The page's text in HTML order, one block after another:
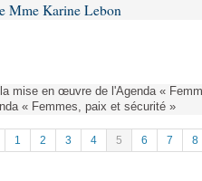
Mme Karine Lebon
mise en œuvre de l'Agenda «
« Femmes, paix et sécurité »
1 2 3 4 5 6 7 8